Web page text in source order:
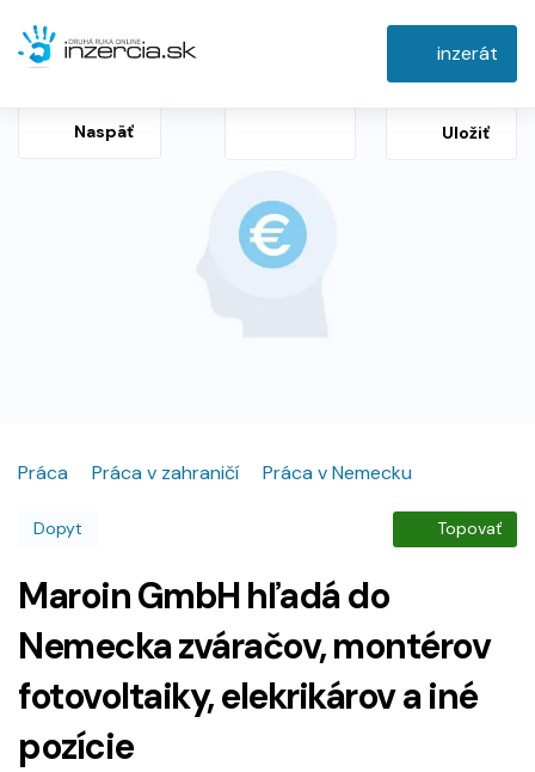
inzerát
Naspäť Uložiť
Práca Práca v zahraničí Práca v Nemecku
Dopyt Topovať
Maroin GmbH hľadá do
Nemecka zváračov, montérov
fotovoltaiky, elekrikárov a iné
pozície